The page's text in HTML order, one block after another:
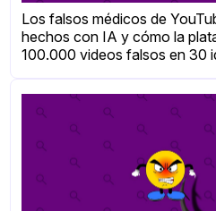
Los falsos médicos de
hechos con IA y cómo la
100.000 videos falsos en 30